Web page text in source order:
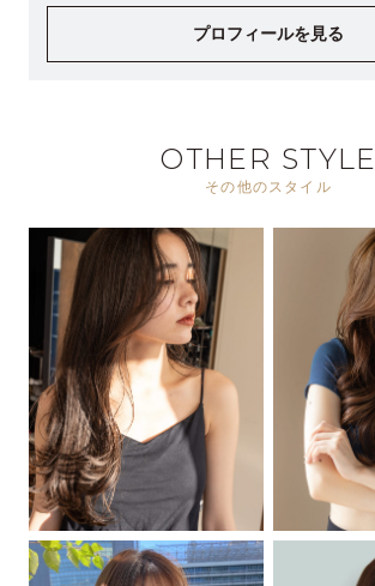
プロフィールを見る
OTHER STYLE
その他のスタイル